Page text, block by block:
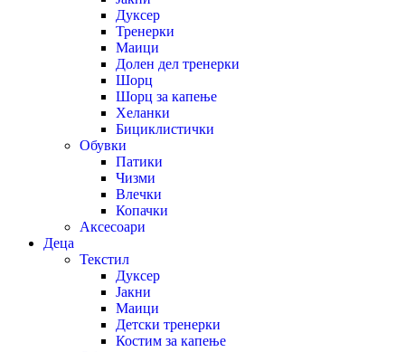
Дуксер
Тренерки
Маици
Долен дел тренерки
Шорц
Шорц за капење
Хеланки
Бициклистички
Обувки
Патики
Чизми
Влечки
Копачки
Аксесоари
Деца
Текстил
Дуксер
Јакни
Маици
Детски тренерки
Костим за капење